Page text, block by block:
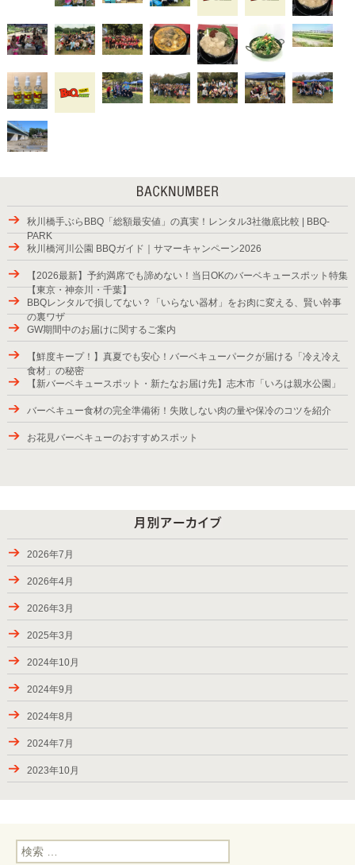
秋川橋手ぶらBBQ「総額最安値」の真実！レンタル3社徹底比較 | BBQ-
PARK
秋川橋河川公園 BBQガイド｜サマーキャンペーン2026
【2026最新】予約満席でも諦めない！当日OKのバーベキュースポット特集
【東京・神奈川・千葉】
BBQレンタルで損してない？「いらない器材」をお肉に変える、賢い幹事
の裏ワザ
GW期間中のお届けに関するご案内
【鮮度キープ！】真夏でも安心！バーベキューパークが届ける「冷え冷え
食材」の秘密
【新バーベキュースポット・新たなお届け先】志木市「いろは親水公園」
バーベキュー食材の完全準備術！失敗しない肉の量や保冷のコツを紹介
お花見バーベキューのおすすめスポット
9月28日から10月6日のお届け
2023年GW後半のお届け
2026年7月
2026年4月
2026年3月
2025年3月
2024年10月
2024年9月
2024年8月
2024年7月
2023年10月
2023年7月
2023年5月
検